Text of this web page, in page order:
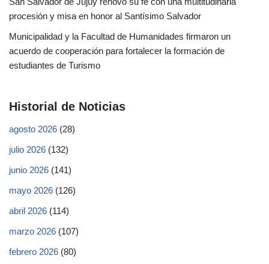
procesión y misa en honor al Santísimo Salvador
Municipalidad y la Facultad de Humanidades firmaron un
acuerdo de cooperación para fortalecer la formación de
estudiantes de Turismo
Historial de Noticias
agosto 2026 (28)
julio 2026 (132)
junio 2026 (141)
mayo 2026 (126)
abril 2026 (114)
marzo 2026 (107)
febrero 2026 (80)